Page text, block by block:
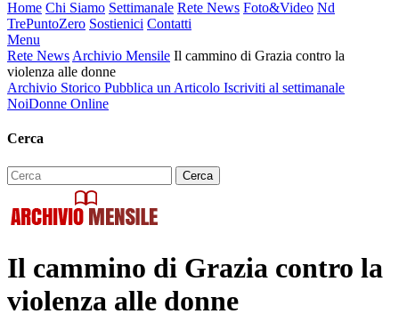
Home Chi Siamo Settimanale Rete News Foto&Video Nd
TrePuntoZero Sostienici Contatti
Menu
Rete News Archivio Mensile Il cammino di Grazia contro la
violenza alle donne
Archivio Storico Pubblica un Articolo Iscriviti al settimanale
NoiDonne Online
Cerca
Il cammino di Grazia contro la
violenza alle donne